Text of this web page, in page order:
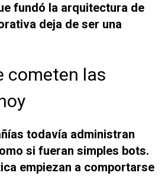
fundó la arquitectura de
deja de ser una
cometen las
todavía administran
si fueran simples bots.
empiezan a comportarse